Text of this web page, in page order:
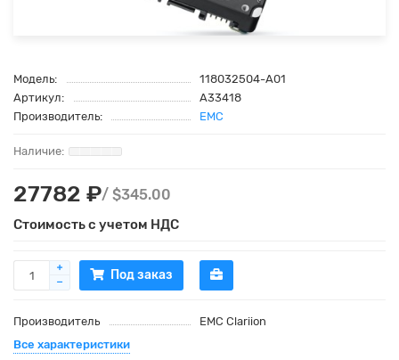
Модель:
118032504-A01
Артикул:
A33418
Производитель:
EMC
27782 ₽/ $345.00
Стоимость с учетом НДС
Под заказ
Производитель
EMC Clariion
Все характеристики